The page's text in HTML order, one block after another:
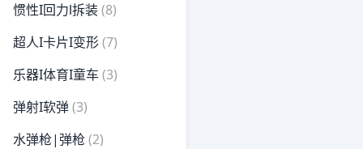
惯性I回力l拆装(8)
超人I卡片I变形(7)
乐器I体育I童车 (3)
弹射I软弹(3)
水弹枪|弹枪 (2)